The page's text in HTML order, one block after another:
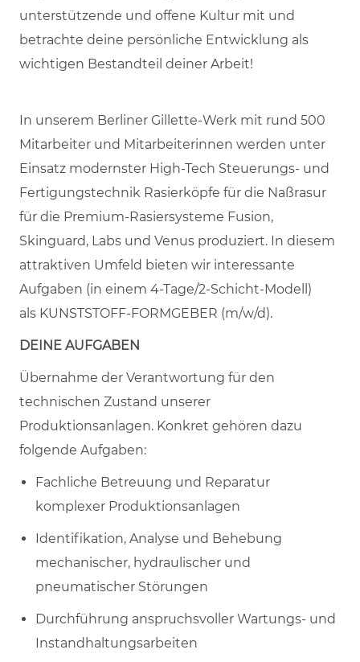
unterstützende und offene Kultur mit und
betrachte deine persönliche Entwicklung als
wichtigen Bestandteil deiner Arbeit!
In unserem Berliner Gillette-Werk mit rund 500
Mitarbeiter und Mitarbeiterinnen werden unter
Einsatz modernster High-Tech Steuerungs- und
Fertigungstechnik Rasierköpfe für die Naßrasur
für die Premium-Rasiersysteme Fusion,
Skinguard, Labs und Venus produziert. In diesem
attraktiven Umfeld bieten wir interessante
Aufgaben (in einem 4-Tage/2-Schicht-Modell)
als KUNSTSTOFF-FORMGEBER (m/w/d).
DEINE AUFGABEN
Übernahme der Verantwortung für den
technischen Zustand unserer
Produktionsanlagen. Konkret gehören dazu
folgende Aufgaben:
Fachliche Betreuung und Reparatur
komplexer Produktionsanlagen
Identifikation, Analyse und Behebung
mechanischer, hydraulischer und
pneumatischer Störungen
Durchführung anspruchsvoller Wartungs- und
Instandhaltungsarbeiten